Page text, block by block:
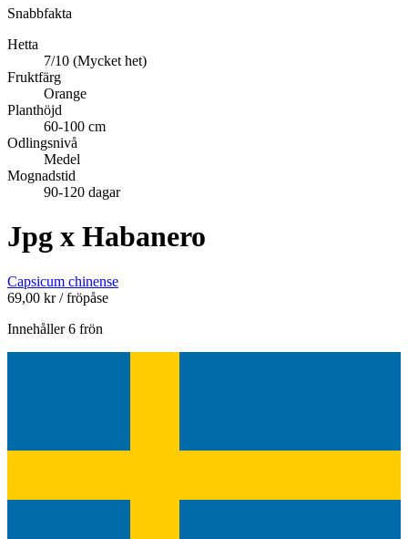
Snabbfakta
Hetta
7/10 (Mycket het)
Fruktfärg
Orange
Planthöjd
60-100 cm
Odlingsnivå
Medel
Mognadstid
90-120 dagar
Jpg x Habanero
Capsicum chinense
69,00 kr / fröpåse
Innehåller 6 frön